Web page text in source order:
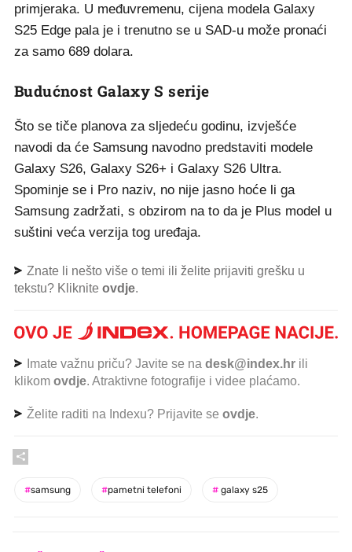
primjeraka. U međuvremenu, cijena modela Galaxy
S25 Edge pala je i trenutno se u SAD-u može pronaći
za samo 689 dolara.
Budućnost Galaxy S serije
Što se tiče planova za sljedeću godinu, izvješće
navodi da će Samsung navodno predstaviti modele
Galaxy S26, Galaxy S26+ i Galaxy S26 Ultra.
Spominje se i Pro naziv, no nije jasno hoće li ga
Samsung zadržati, s obzirom na to da je Plus model u
suštini veća verzija tog uređaja.
Znate li nešto više o temi ili želite prijaviti grešku u
tekstu? Kliknite ovdje.
Imate važnu priču? Javite se na desk@index.hr ili
klikom ovdje. Atraktivne fotografije i videe plaćamo.
Želite raditi na Indexu? Prijavite se ovdje.
#samsung #pametni telefoni # galaxy s25